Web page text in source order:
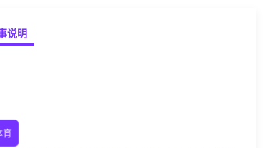
说明
育